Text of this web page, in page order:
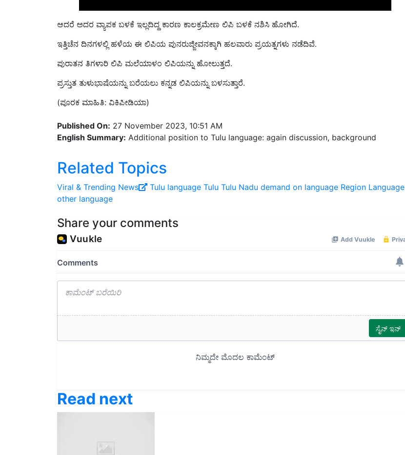
ಆದರೆ ಅದರ ವ್ಯಾಪಕ ಬಳಕೆ ಇಲ್ಲದಿದ್ದ ಕಾರಣ ಕಾಲಕ್ರಮೇಣ ಲಿಪಿ ಬಳಕೆ ನಶಿಸಿ ಹೋಗಿದೆ.
ಇತ್ತಿಚೆನ ದಿನಗಳಲ್ಲಿ ಹಳೆಯ ಈ ಲಿಪಿಯ ಪುನರುಜ್ಜೀವನಕ್ಕಾಗಿ ಹಲವಾರು ಪ್ರಯತ್ನಗಳು ನಡೆದಿವೆ.
ಪುರಾತನ ತಿಗಳಾರಿ ಲಿಪಿ ಮಲೆಯಾಳಂ ಲಿಪಿಯನ್ನು ಹೋಲುತ್ತದೆ.
ಪ್ರಸ್ತುತ ತುಳುಭಾಷೆಯನ್ನು ಬರೆಯಲು ಕನ್ನಡ ಲಿಪಿಯನ್ನು ಬಳಸುತ್ತಾರೆ.
(ಪೂರಕ ಮಾಹಿತಿ: ವಿಕಿಪೀಡಿಯಾ)
Published On: 27 November 2023, 10:51 AM
English Summary: Additional position to Tulu language: again discussion, background
Related Topics
Viral ‍& Trending News Tulu language Tulu Tulu Nadu demand on language Region Language
other language
Share your comments
Read next